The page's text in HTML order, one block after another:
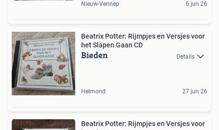
Nieuw-Vennep 6 jun 26
Beatrix Potter: Rijmpjes en Versjes voor
het Slapen Gaan CD
Bieden Details
Helmond 27 jun 26
Beatrix Potter: Rijmpjes en Versjes voor